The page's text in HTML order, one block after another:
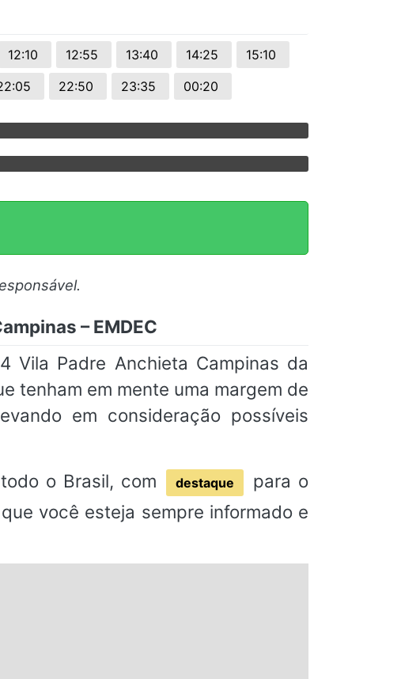
12:10 12:55 13:40 14:25
15:10
22:50 23:35 00:20
– EMDEC
Vila Padre Anchieta Campinas da
tenham em mente uma margem de
em consideração possíveis
o Brasil, com
destaque
para o
você esteja sempre informado e